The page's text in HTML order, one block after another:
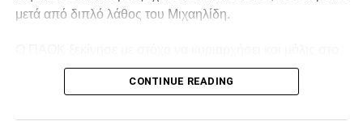
μετά από διπλό λάθος του Μιχαηλίδη.
2′ έχασε την πρώτη του ευκαιρία. Ο Σορετίρε βρέθηκε σε
θέση βολής πλάγια μέσα στην περιοχή, πλάσαρε, αλλά
CONTINUE READING